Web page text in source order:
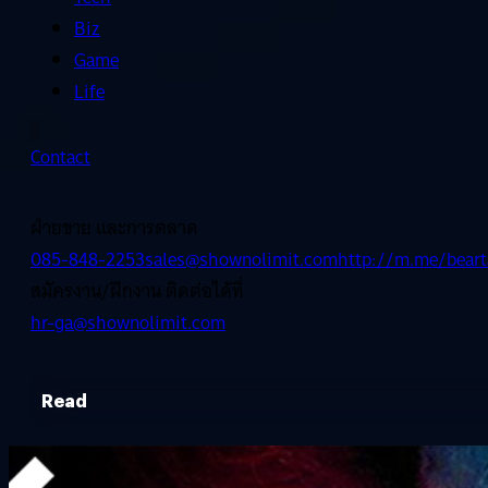
Biz
Game
Life
Contact
ฝ่ายขาย และการตลาด
085-848-2253sales@shownolimit.comhttp://m.me/
สมัครงาน/ฝึกงาน ติดต่อได้ที่
hr-ga@shownolimit.com
Read